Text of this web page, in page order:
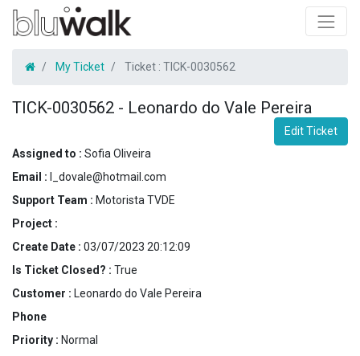
My Ticket Ticket : TICK-0030562
TICK-0030562 - Leonardo do Vale Pereira
Edit Ticket
Assigned to : Sofia Oliveira
Email :
l_dovale@hotmail.com
Support Team : Motorista TVDE
Project :
Create Date : 03/07/2023 20:12:09
Is Ticket Closed? : True
Customer : Leonardo do Vale Pereira
Phone
Priority : Normal